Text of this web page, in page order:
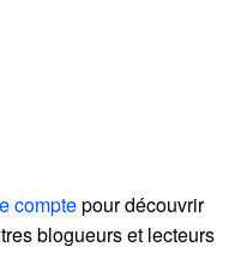
comptepour découvrir
blogueurs et lecteurs